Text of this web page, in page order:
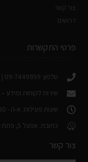
צור קשר
דרושים
פרטי התקשרות
טלפון: 09-7449959 | 3730*
שירות לקוחות ומידע –
שעות פעילות: א-ה - 08:00-17:30
כתובת: אפעל 5, פתח תקווה (חניה חינם ללקוחות)
צור קשר